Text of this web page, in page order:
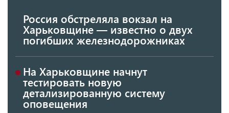
Россия обстреляла вокзал на
Харьковщине — известно о двух
погибших железнодорожниках
На Харьковщине начнут
тестировать новую
детализированную систему
оповещения